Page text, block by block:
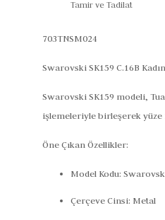
Tamir ve Tadilat
703TNSM024
Swarovski SK159 C.16B
Swarovski SK159 modeli,
işlemeleriyle birleşerek
Öne Çıkan Özellikler:
Model Kodu:
Çerçeve Cinsi: Metal